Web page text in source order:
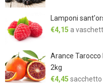
Lamponi
€4,15 a
Arance Tarocco
2kg
€4,45 sacchetto